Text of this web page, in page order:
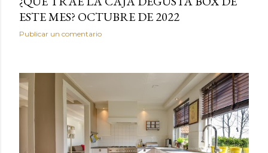
ESTE MES? OCTUBRE DE 2022
Publicar un comentario